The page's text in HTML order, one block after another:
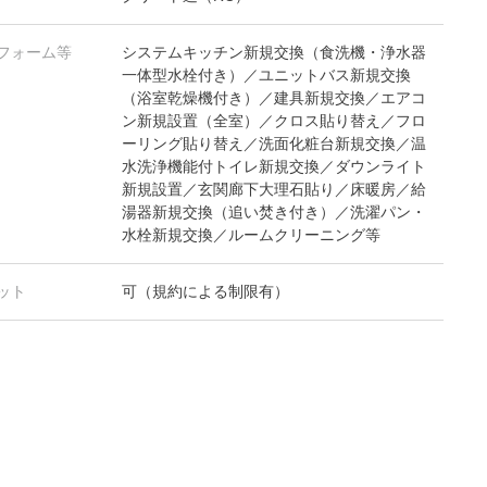
ォーム等
システムキッチン新規交換（食洗機・浄水器
一体型水栓付き）／ユニットバス新規交換
（浴室乾燥機付き）／建具新規交換／エアコ
ン新規設置（全室）／クロス貼り替え／フロ
ーリング貼り替え／洗面化粧台新規交換／温
水洗浄機能付トイレ新規交換／ダウンライト
新規設置／玄関廊下大理石貼り／床暖房／給
湯器新規交換（追い焚き付き）／洗濯パン・
水栓新規交換／ルームクリーニング等
ト 可（規約による制限有）